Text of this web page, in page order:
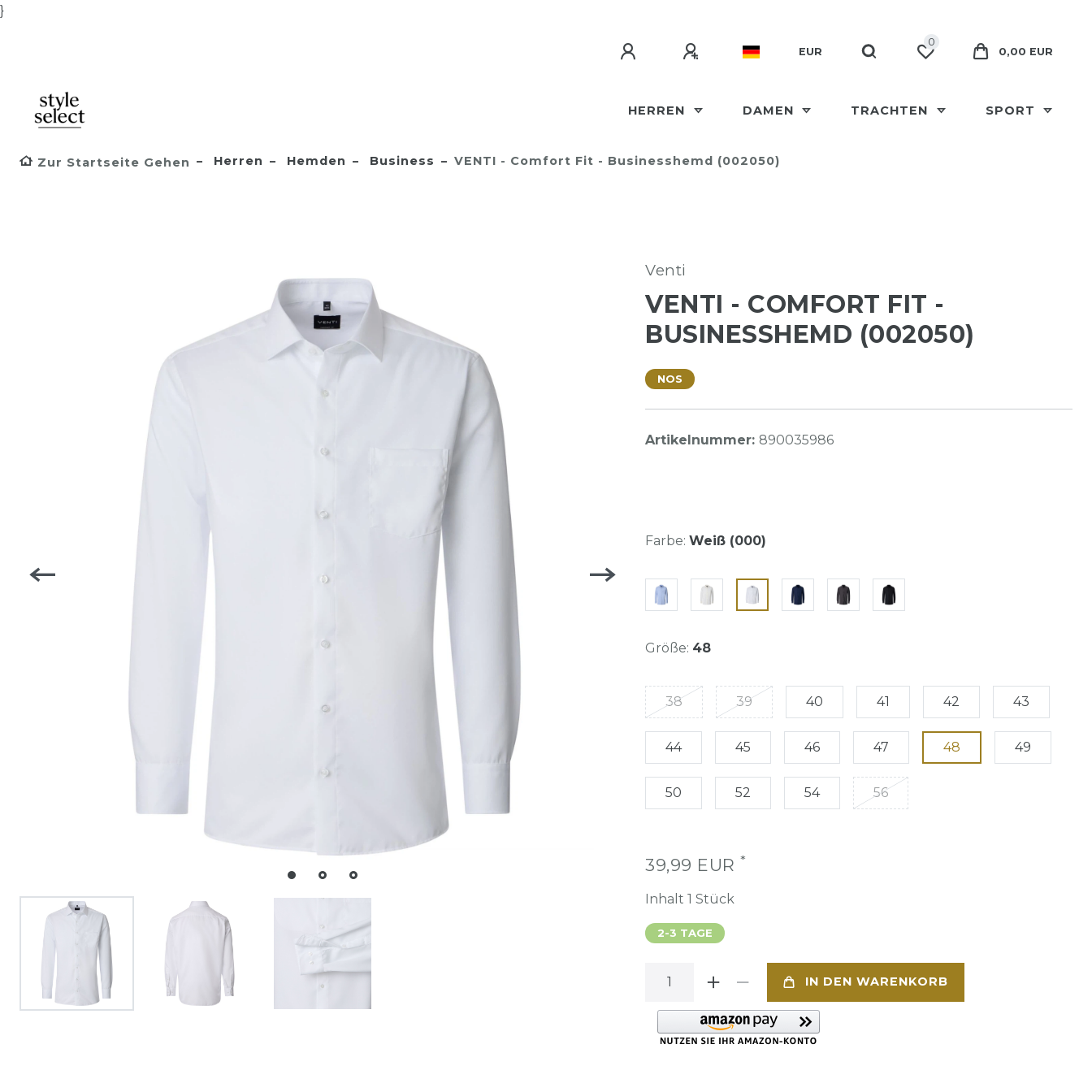
}
EUR
0
0,00 EUR
HERREN DAMEN TRACHTEN SPORT
Zur Startseite Gehen Herren Hemden Business VENTI - Comfort Fit - Businesshemd (002050)
Venti
VENTI - COMFORT FIT -
BUSINESSHEMD (002050)
NOS
Artikelnummer: 890035986
Farbe: Weiß (000)
Größe: 48
38 39 40 41 42 43
44 45 46 47 48 49
50 52 54 56
39,99 EUR *
Inhalt 1 Stück
2-3 TAGE
IN DEN WARENKORB